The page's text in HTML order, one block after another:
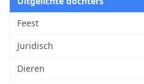
Feest
Juridisch
Dieren